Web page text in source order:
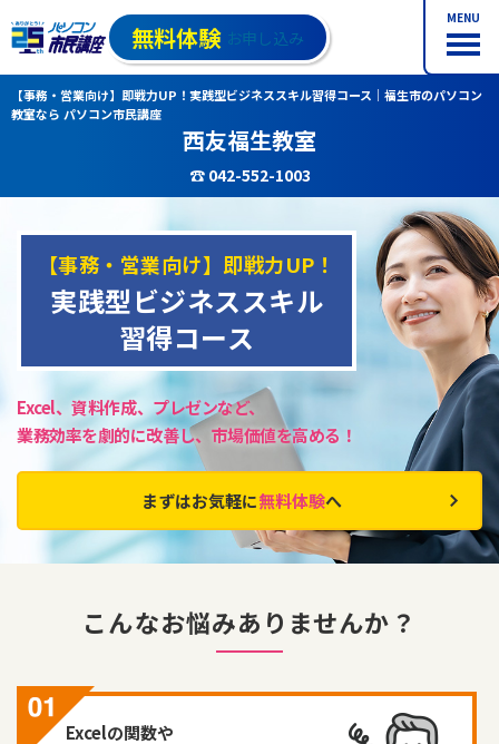
MENU
無料体験 お申し込み
【事務・営業向け】即戦力UP！実践型ビジネススキル習得コース｜福生市のパソコン
教室なら パソコン市民講座
西友福生教室
☎ 042-552-1003
【事務・営業向け】即戦力UP！
実践型ビジネススキル
習得コース
Excel、資料作成、プレゼンなど、
業務効率を劇的に改善し、市場価値を高める！
まずはお気軽に無料体験へ
こんなお悩みありませんか？
Excelの関数や